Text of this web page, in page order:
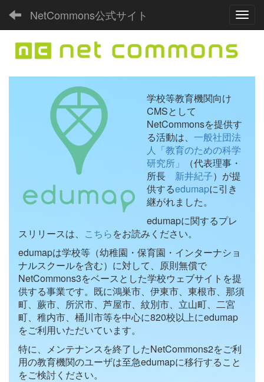
NetCommons公式サイト
学校等教育機関向け
CMSとして
NetCommonsを提供す
る活動は、 一般社団法
人「教育のための科学
研究所」
（代表理事・
所長 新井紀子）が提
供するedumapに引き
継がれました。
edumapに関するプレ
スリリースは、 こちらをお読みください。
edumapは学校等（幼稚園・保育園・インターナショ
ナルスクールを含む）に対して、原則無償で
NetCommons3をベースとした学校ウェブサイトを提
供する事業です。既に鴻巣市、伊東市、東根市、那須
町、蕨市、所沢市、芦屋市、紋別市、立山町、二宮
町、稚内市、桶川市等を中心に820校以上にedumap
をご利用いただいています。
特に、メンテナンスを終了したNetCommons2をご利
用の教育機関のユーザは至急edumapに移行すること
をご検討ください。